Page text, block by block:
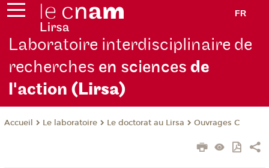
FR
Laboratoire interdisciplinaire de
recherches en sciencesde
l'action (Lirsa)
Accueil Le laboratoire Le doctorat au Lirsa Ouvrages C